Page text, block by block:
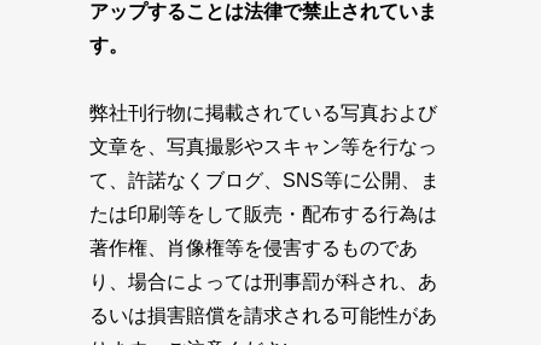
アップすることは法律で禁止されていま
す。
弊社刊行物に掲載されている写真および
文章を、写真撮影やスキャン等を行なっ
て、許諾なくブログ、SNS等に公開、ま
たは印刷等をして販売・配布する行為は
著作権、肖像権等を侵害するものであ
り、場合によっては刑事罰が科され、あ
るいは損害賠償を請求される可能性があ